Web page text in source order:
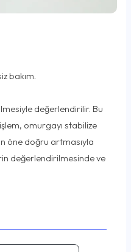
bakım.
değerlendirilir. Bu
omurgayı stabilize
öne doğru artmasıyla
değerlendirilmesinde ve